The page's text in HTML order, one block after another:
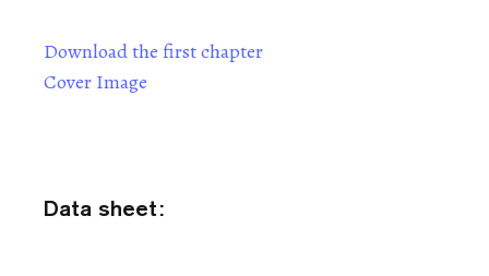
Download the first chapter
Cover Image
Data sheet: